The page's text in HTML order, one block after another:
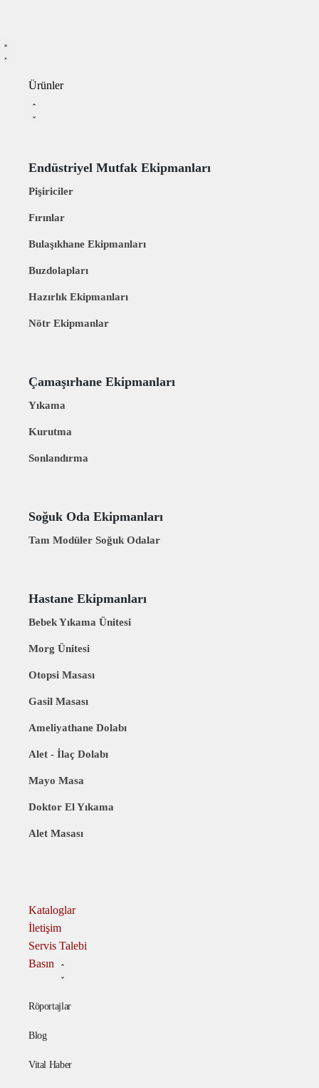
Ürünler
Endüstriyel Mutfak Ekipmanları
Pişiriciler
Fırınlar
Bulaşıkhane Ekipmanları
Buzdolapları
Hazırlık Ekipmanları
Nötr Ekipmanlar
Çamaşırhane Ekipmanları
Yıkama
Kurutma
Sonlandırma
Soğuk Oda Ekipmanları
Tam Modüler Soğuk Odalar
Hastane Ekipmanları
Bebek Yıkama Ünitesi
Morg Ünitesi
Otopsi Masası
Gasil Masası
Ameliyathane Dolabı
Alet - İlaç Dolabı
Mayo Masa
Doktor El Yıkama
Alet Masası
Kataloglar
İletişim
Servis Talebi
Basın
Röportajlar
Blog
Vital Haber